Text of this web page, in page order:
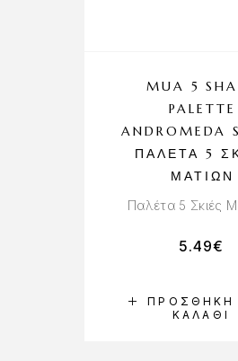
ΠΡΟΣΘΉΚΗ
ΚΑΛΆΘΙ
MUA 5
PALETTE
ANDROMEDA
ΠΑΛΈΤΑ 5
ΜΑΤΙΏΝ
Παλέτα 5 Σκιές
5.49€